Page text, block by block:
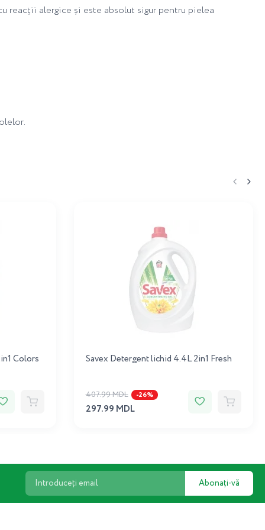
reacții alergice și este absolut sigur pentru pielea
Colors Savex Detergent lichid 4.4L 2in1 Fresh
407.99 MDL -26%
297.99 MDL
Abonați-vă